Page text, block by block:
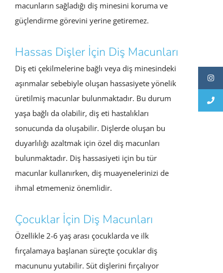
macunların sağladığı diş minesini koruma ve
güçlendirme görevini yerine getiremez.
Hassas Dişler İçin Diş Macunları
Diş eti çekilmelerine bağlı veya diş minesindeki
aşınmalar sebebiyle oluşan hassasiyete yönelik
üretilmiş macunlar bulunmaktadır. Bu durum
yaşa bağlı da olabilir, diş eti hastalıkları
sonucunda da oluşabilir. Dişlerde oluşan bu
duyarlılığı azaltmak için özel diş macunları
bulunmaktadır. Diş hassasiyeti için bu tür
macunlar kullanırken, diş muayenelerinizi de
ihmal etmemeniz önemlidir.
Çocuklar İçin Diş Macunları
Özellikle 2-6 yaş arası çocuklarda ve ilk
fırçalamaya başlanan süreçte çocuklar diş
macununu yutabilir. Süt dişlerini fırçalıyor